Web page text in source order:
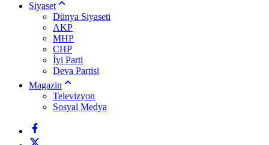
Siyaset
Dünya Siyaseti
AKP
MHP
CHP
İyi Parti
Deva Partisi
Magazin
Televizyon
Sosyal Medya